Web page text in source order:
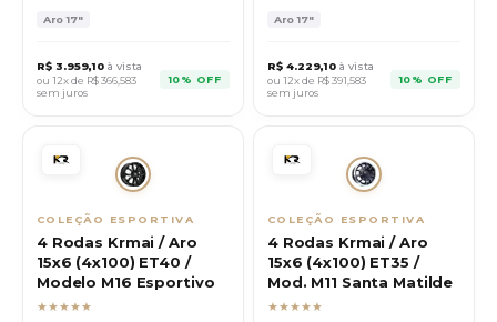
Aro17"
R$ 3.959,10 à vista
ou 12x de R$366,583
sem juros
10% OFF
Aro17"
R$ 4.229,10 à vista
ou 12x de R$391,583
sem juros
10% OFF
COLEÇÃO ESPORTIVA
4 Rodas Krmai / Aro
15x6 (4x100) ET40 /
Modelo M16 Esportivo
★★★★★
COLEÇÃO ESPORTIVA
4 Rodas Krmai / Aro
15x6 (4x100) ET35 /
Mod. M11 Santa Matilde
★★★★★